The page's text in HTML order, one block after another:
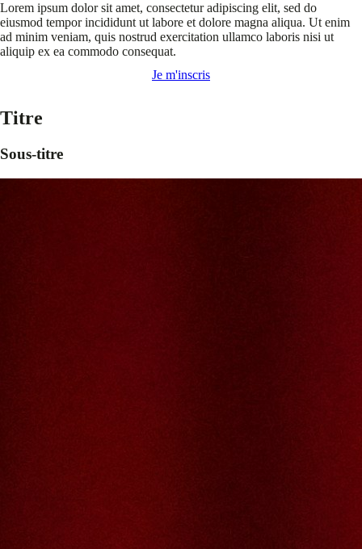
Lorem ipsum dolor sit amet, consectetur adipiscing elit, sed do
eiusmod tempor incididunt ut labore et dolore magna aliqua. Ut enim
ad minim veniam, quis nostrud exercitation ullamco laboris nisi ut
aliquip ex ea commodo consequat.
Je m'inscris
Titre
Sous-titre